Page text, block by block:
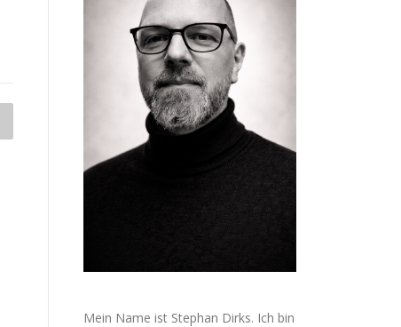
Mein Name ist Stephan Dirks. Ich bin